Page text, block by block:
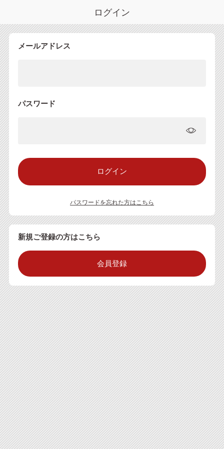
ログイン
メールアドレス
パスワード
パスワードを忘れた方はこちら
新規ご登録の方はこちら
会員登録